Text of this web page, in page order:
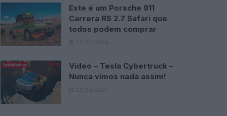
Este é um Porsche 911
Carrera RS 2.7 Safari que
todos podem comprar
13/03/2024
Vídeo – Tesla Cybertruck –
Nunca vimos nada assim!
13/05/2024